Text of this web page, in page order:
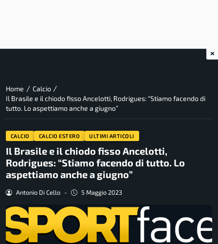
Home / Calcio /
Il Brasile e il chiodo fisso Ancelotti, Rodrigues: “Stiamo facendo di
tutto. Lo aspettiamo anche a giugno”
CALCIO CALCIO ESTERO ULTIMI ARTICOLI
Il Brasile e il chiodo fisso Ancelotti,
Rodrigues: “Stiamo facendo di tutto. Lo
aspettiamo anche a giugno”
Antonio Di Cello - 5 Maggio 2023
×